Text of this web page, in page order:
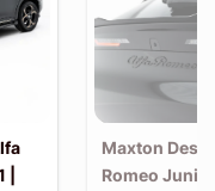
Maxton
Romeo